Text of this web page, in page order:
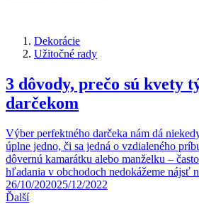
Dekorácie
Užitočné rady
3 dôvody, prečo sú kvety
darčekom
Výber perfektného darčeka nám dá
úplne jedno, či sa jedná o vzdialeného
dôvernú kamarátku alebo manželku –
hľadania v obchodoch nedokážeme nájsť
26/10/202025/12/2022
Ďalší